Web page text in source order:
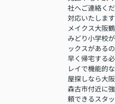
社へご連絡く
対応いたしま
メイクス大阪
みどり小学校
ックスがある
早く帰宅する
レイで機能的
屋探しなら大
森古市付近に
頼できるスタ